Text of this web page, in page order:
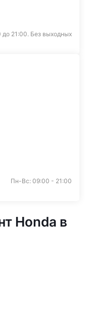
21:00. Без выходных
Пн-Вс: 09:00 - 21:00
Honda в